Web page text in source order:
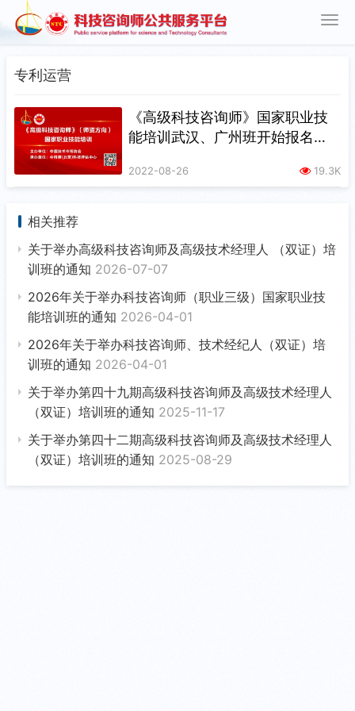
专利运营
《高级科技咨询师》国家职业技
能培训武汉、广州班开始报名
2022-08-26 19.3K
相关推荐
关于举办高级科技咨询师及高级技术经理人 （双证）培
训班的通知 2026-07-07
2026年关于举办科技咨询师（职业三级）国家职业技
能培训班的通知 2026-04-01
2026年关于举办科技咨询师、技术经纪人（双证）培
训班的通知 2026-04-01
关于举办第四十九期高级科技咨询师及高级技术经理人
（双证）培训班的通知 2025-11-17
关于举办第四十二期高级科技咨询师及高级技术经理人
（双证）培训班的通知 2025-08-29